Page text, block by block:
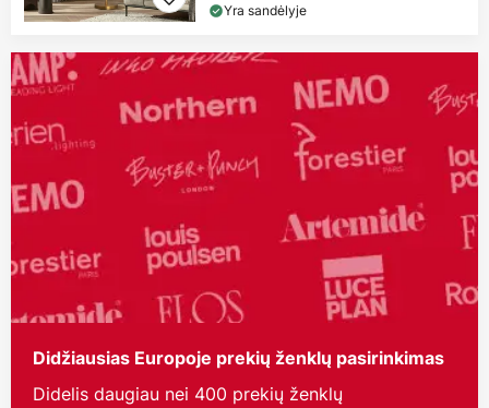
Yra sandėlyje
Didžiausias Europoje prekių ženklų pasirinkimas
Didelis daugiau nei 400 prekių ženklų